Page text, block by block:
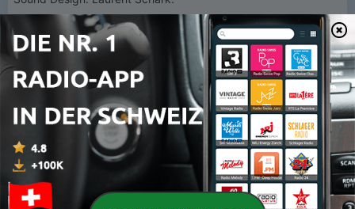
Vignette graphique: illustration inspirée de la célèbre photo
Trois hommes sur la photo
de Jean-Pierre Leloir, signée Inès
Aubert.
Musiques: Alexis Imbrosini.
Remerciement: Au magazine Rock & Folk
© Tous droits réservés
Hébergé par Acast. Visitez acast.com/privacy
pour plus
d'informations.
Lautstärke 1